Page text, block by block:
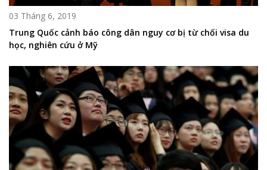
03 Tháng 6, 2019
Trung Quốc cảnh báo công dân nguy cơ bị từ chối visa du
học, nghiên cứu ở Mỹ